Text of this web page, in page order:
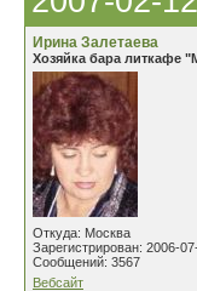
Ирина Залетаева
Хозяйка бара литкафе
Откуда: Москва
Зарегистрирован: 2006-
Сообщений: 3567
Вебсайт